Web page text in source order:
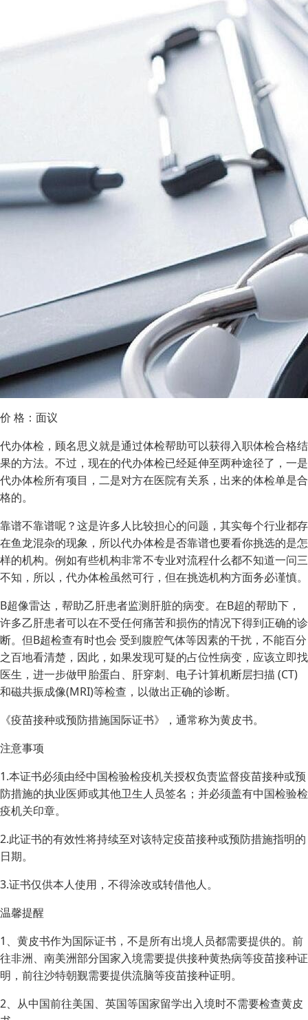
价 格： 面议
代办体检，顾名思义就是通过体检帮助可以获得入职体检合格结
果的方法。不过，现在的代办体检已经延伸至两种途径了，一是
代办体检所有项目，二是对方在医院有关系，出来的体检单是合
格的。
靠谱不靠谱呢？这是许多人比较担心的问题，其实每个行业都存
在鱼龙混杂的现象，所以代办体检是否靠谱也要看你挑选的是怎
样的机构。例如有些机构非常不专业对流程什么都不知道一问三
不知，所以，代办体检虽然可行，但在挑选机构方面务必谨慎。
B超像雷达，帮助乙肝患者监测肝脏的病变。在B超的帮助下，
许多乙肝患者可以在不受任何痛苦和损伤的情况下得到正确的诊
断。但B超检查有时也会 受到腹腔气体等因素的干扰，不能百分
之百地看清楚，因此，如果发现可疑的占位性病变，应该立即找
医生，进一步做甲胎蛋白、肝穿刺、电子计算机断层扫描 (CT)
和磁共振成像(MRI)等检查，以做出正确的诊断。
《疫苗接种或预防措施国际证书》，通常称为黄皮书。
注意事项
1.本证书必须由经中国检验检疫机关授权负责监督疫苗接种或预
防措施的执业医师或其他卫生人员签名；并必须盖有中国检验检
疫机关印章。
2.此证书的有效性将持续至对该特定疫苗接种或预防措施指明的
日期。
3.证书仅供本人使用，不得涂改或转借他人。
温馨提醒
1、黄皮书作为国际证书，不是所有出境人员都需要提供的。前
往非洲、南美洲部分国家入境需要提供接种黄热病等疫苗接种证
明，前往沙特朝觐需要提供流脑等疫苗接种证明。
2、从中国前往美国、英国等国家留学出入境时不需要检查黄皮